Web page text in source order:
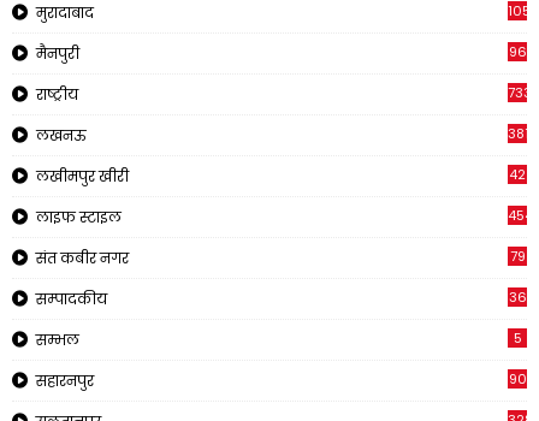
मुरादाबाद 1057
मैनपुरी 96
राष्ट्रीय 7332
लखनऊ 3816
लखीमपुर खीरी 42
लाइफ स्टाइल 454
संत कबीर नगर 79
सम्पादकीय 36
सम्भल 5
सहारनपुर 90